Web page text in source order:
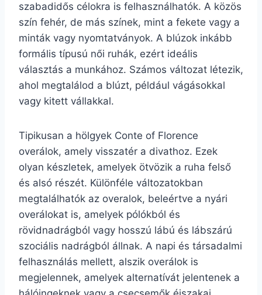
szabadidős célokra is felhasználhatók. A közös
szín fehér, de más színek, mint a fekete vagy a
minták vagy nyomtatványok. A blúzok inkább
formális típusú női ruhák, ezért ideális
választás a munkához. Számos változat létezik,
ahol megtalálod a blúzt, például vágásokkal
vagy kitett vállakkal.
Tipikusan a hölgyek Conte of Florence
overálok, amely visszatér a divathoz. Ezek
olyan készletek, amelyek ötvözik a ruha felső
és alsó részét. Különféle változatokban
megtalálhatók az overalok, beleértve a nyári
overálokat is, amelyek pólókból és
rövidnadrágból vagy hosszú lábú és lábszárú
szociális nadrágból állnak. A napi és társadalmi
felhasználás mellett, alszik overálok is
megjelennek, amelyek alternatívát jelentenek a